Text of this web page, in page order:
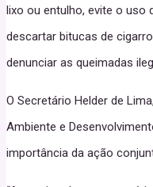
lixo ou entulho, evite o
descartar bitucas de
denunciar as queimadas
O Secretário Helder de
Ambiente e
importância da ação